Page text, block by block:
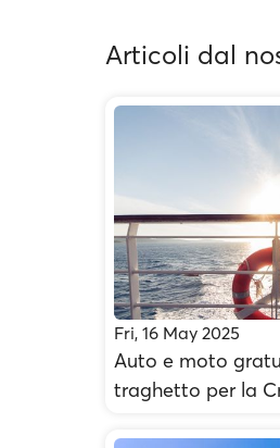
Articoli dal
Fri, 16 May 2025
Auto e moto
traghetto per la